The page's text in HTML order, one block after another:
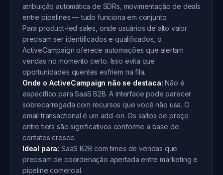
atribuição automática de SDRs, movimentação de deals
entre pipelines — tudo funciona em conjunto.
Para product-led sales, onde usuários de alto valor
precisam ser identificados e qualificados, o
ActiveCampaign oferece automações que alertam
vendas no momento certo. Isso evita que
oportunidades quentes esfriem na fila.
Onde o ActiveCampaign não se destaca: Não é
específico para SaaS B2B. A interface pode parecer
sobrecarregada com recursos que você não usa. O
email transactional é um add-on. Os saltos de preço
entre tiers são significativos conforme a base de
contatos cresce.
Ideal para: SaaS B2B com times de vendas que
precisam de coordenação apertada entre marketing e
pipeline comercial.